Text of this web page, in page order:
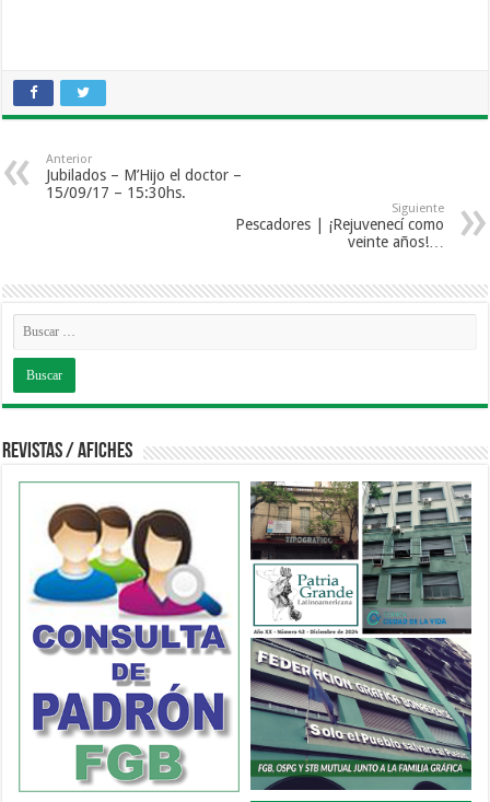
Anterior
Jubilados – M’Hijo el doctor –
15/09/17 – 15:30hs.
Siguiente
Pescadores | ¡Rejuvenecí como
veinte años!…
Revistas / Afiches